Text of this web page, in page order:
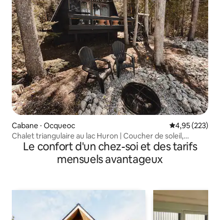
Cabane ⋅ Ocqueoc Évaluation
4,95 (223)
Chalet triangulaire au lac Huron | Coucher de soleil,
brasero et ambiance cosy
Le confort d'un chez-soi et des tarifs
mensuels avantageux